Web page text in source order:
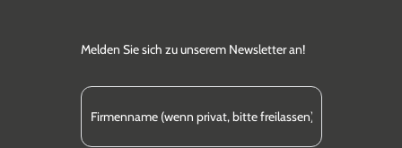
Melden Sie sich zu unserem Newsletter an!